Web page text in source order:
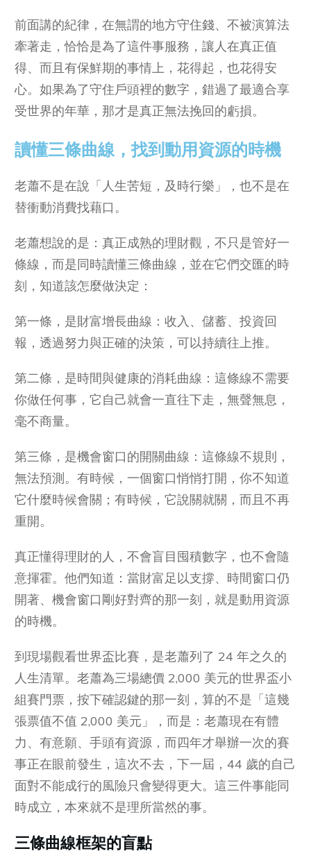
前面講的紀律，在無謂的地方守住錢、不被演算法
牽著走，恰恰是為了這件事服務，讓人在真正值
得、而且有保鮮期的事情上，花得起，也花得安
心。如果為了守住戶頭裡的數字，錯過了最適合享
受世界的年華，那才是真正無法挽回的虧損。
讀懂三條曲線，找到動用資源的時機
老蕭不是在說「人生苦短，及時行樂」，也不是在
替衝動消費找藉口。
老蕭想說的是：真正成熟的理財觀，不只是管好一
條線，而是同時讀懂三條曲線，並在它們交匯的時
刻，知道該怎麼做決定：
第一條，是財富增長曲線：收入、儲蓄、投資回
報，透過努力與正確的決策，可以持續往上推。
第二條，是時間與健康的消耗曲線：這條線不需要
你做任何事，它自己就會一直往下走，無聲無息，
毫不商量。
第三條，是機會窗口的開關曲線：這條線不規則，
無法預測。有時候，一個窗口悄悄打開，你不知道
它什麼時候會關；有時候，它說關就關，而且不再
重開。
真正懂得理財的人，不會盲目囤積數字，也不會隨
意揮霍。他們知道：當財富足以支撐、時間窗口仍
開著、機會窗口剛好對齊的那一刻，就是動用資源
的時機。
到現場觀看世界盃比賽，是老蕭列了 24 年之久的
人生清單。老蕭為三場總價 2,000 美元的世界盃小
組賽門票，按下確認鍵的那一刻，算的不是「這幾
張票值不值 2,000 美元」，而是：老蕭現在有體
力、有意願、手頭有資源，而四年才舉辦一次的賽
事正在眼前發生，這次不去，下一屆，44 歲的自己
面對不能成行的風險只會變得更大。這三件事能同
時成立，本來就不是理所當然的事。
三條曲線框架的盲點